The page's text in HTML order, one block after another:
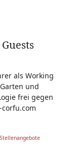
als Working
und
frei gegen